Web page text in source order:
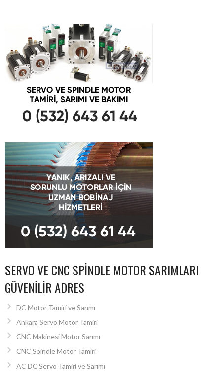
SERVO VE CNC SPINDLE MOTOR SARIMLARI
GÜVENILIR ADRES
DC Motor Tamiri ve Sarımı
Ankara Servo Motor Tamiri
CNC Makinesi Motor Sarımı
CNC Spindle Motor Tamiri
AC DC Servo Tamiri ve Sarımı